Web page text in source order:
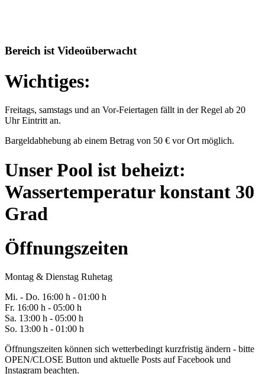
Bereich ist Videoüberwacht
Wichtiges:
Freitags, samstags und an Vor-Feiertagen fällt in der Regel ab 20
Uhr Eintritt an.
Bargeldabhebung ab einem Betrag von 50 € vor Ort möglich.
Unser Pool ist beheizt:
Wassertemperatur konstant 30
Grad
Öffnungszeiten
Montag & Dienstag Ruhetag
Mi. - Do. 16:00 h - 01:00 h
Fr. 16:00 h - 05:00 h
Sa. 13:00 h - 05:00 h
So. 13:00 h - 01:00 h
Öffnungszeiten können sich wetterbedingt kurzfristig ändern - bitte
OPEN/CLOSE Button und aktuelle Posts auf Facebook und
Instagram beachten.